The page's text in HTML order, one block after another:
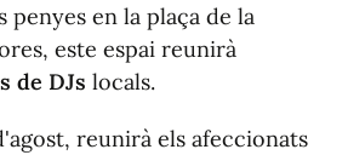
penyes en la plaça de la
este espai reunirà
de DJs locals.
reunirà els afeccionats